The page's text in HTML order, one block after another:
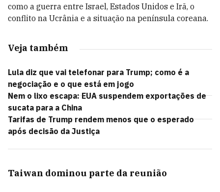
como a guerra entre Israel, Estados Unidos e Irã, o
conflito na Ucrânia e a situação na península coreana.
Veja também
Lula diz que vai telefonar para Trump; como é a
negociação e o que está em jogo
Nem o lixo escapa: EUA suspendem exportações de
sucata para a China
Tarifas de Trump rendem menos que o esperado
após decisão da Justiça
Taiwan dominou parte da reunião